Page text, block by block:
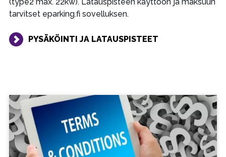
tarvitset eparking.fi sovelluksen.
PYSÄKÖINTI JA LATAUSPISTEET